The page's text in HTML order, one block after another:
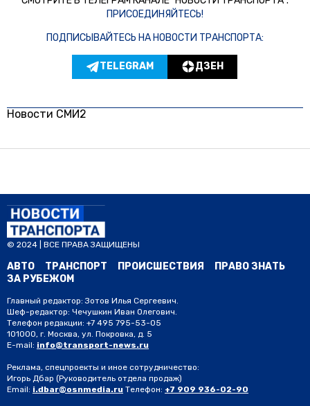
ПРИСОЕДИНЯЙТЕСЬ!
ПОДПИСЫВАЙТЕСЬ НА НОВОСТИ ТРАНСПОРТА:
TELEGRAM ДЗЕН
Новости СМИ2
© 2024 | ВСЕ ПРАВА ЗАЩИЩЕНЫ
АВТО ТРАНСПОРТ ПРОИСШЕСТВИЯ
ПРАВО ЗНАТЬ
ЗА РУБЕЖОМ
Главный редактор: Зотов Илья Сергеевич.
Шеф-редактор: Чечушкин Иван Олегович.
Телефон редакции: +7 495 795-53-05
101000, г. Москва, ул. Покровка, д. 5
E-mail: info@transport-news.ru
Реклама, спецпроекты и иное сотрудничество:
Игорь Дбар (Руководитель отдела продаж)
Email: i.dbar@osnmedia.ru Телефон: +7 909 936-02-90